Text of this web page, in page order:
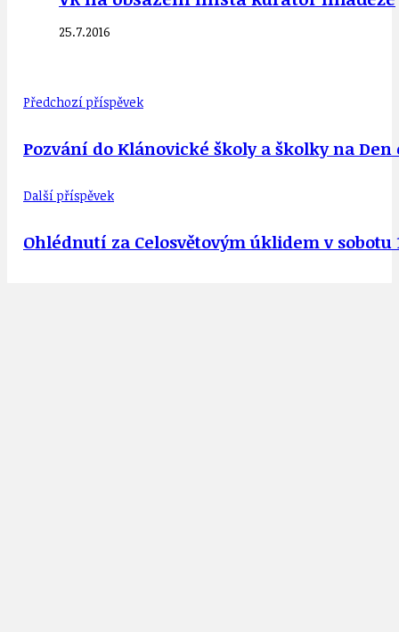
25.7.2016
Předchozí příspěvek
Pozvání do Klánovické školy a školky na
Další příspěvek
Ohlédnutí za Celosvětovým úklidem v sobotu